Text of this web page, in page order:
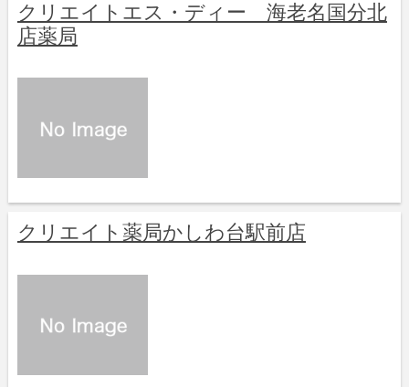
クリエイトエス・ディー 海老名国分北
店薬局
クリエイト薬局かしわ台駅前店